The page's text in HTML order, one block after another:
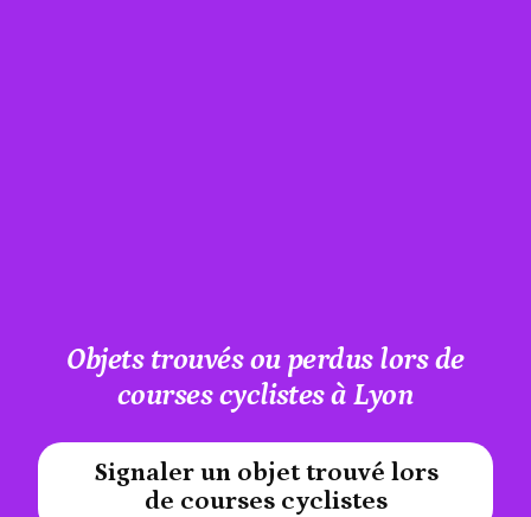
Objets trouvés ou perdus lors de
courses cyclistes à Lyon
Signaler un objet trouvé lors
de courses cyclistes
#A12AEB